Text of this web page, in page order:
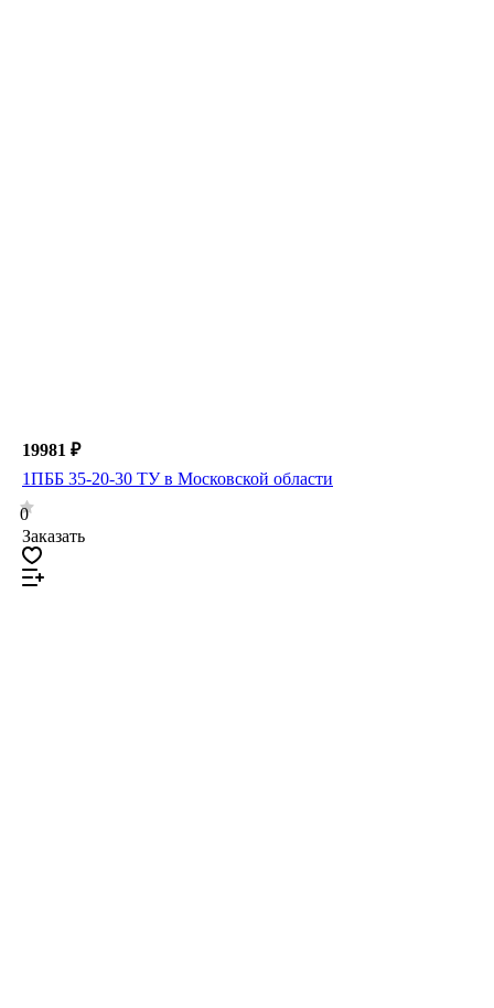
19981 ₽
1ПББ 35-20-30 ТУ в Московской области
0
Заказать